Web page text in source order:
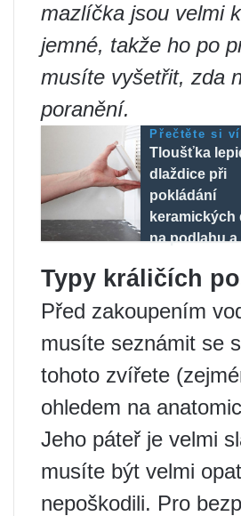
mazlíčka jsou velmi
jemné, takže ho po
musíte vyšetřit, zda
poranění.
Přečtěte si
Tloušťka
dlaždice při
pokládání
keramických
na podlahu
Typy králičích
Před zakoupením
musíte seznámit se
tohoto zvířete
ohledem na
Jeho páteř je velmi
musíte být velmi
nepoškodili. Pro